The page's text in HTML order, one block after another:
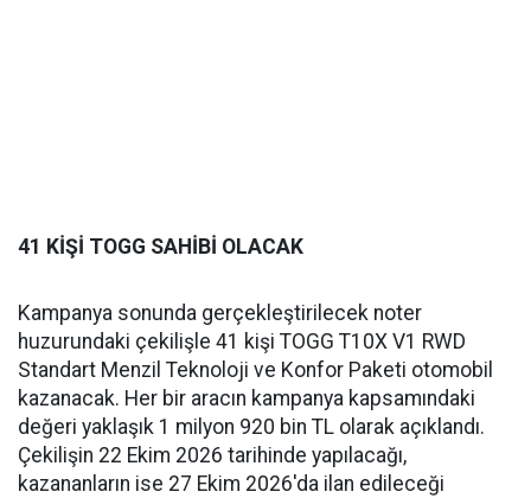
41 KİŞİ TOGG SAHİBİ OLACAK
Kampanya sonunda gerçekleştirilecek noter
huzurundaki çekilişle 41 kişi TOGG T10X V1 RWD
Standart Menzil Teknoloji ve Konfor Paketi otomobil
kazanacak. Her bir aracın kampanya kapsamındaki
değeri yaklaşık 1 milyon 920 bin TL olarak açıklandı.
Çekilişin 22 Ekim 2026 tarihinde yapılacağı,
kazananların ise 27 Ekim 2026'da ilan edileceği